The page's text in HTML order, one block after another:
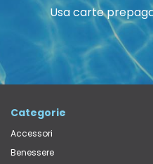
Usa carte
Categorie
Accessori
Benessere